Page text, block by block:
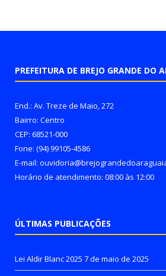
PREFEITURA DE BREJO GRANDE DO
End.: Av. Treze de Maio, 272
Bairro: Centro
CEP: 68521-000
Fone: (94) 99105-4586
E-mail:
Horário de atendimento: 08:00 às 12:00
ÚLTIMAS PUBLICAÇÕES
Lei Aldir Blanc 2025 7 de maio de 2025